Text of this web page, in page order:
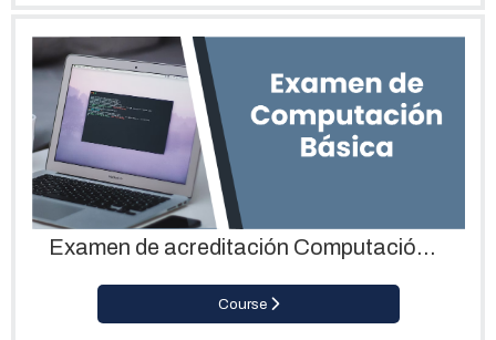
Examen de acreditación Computación Básica_Biología
Course